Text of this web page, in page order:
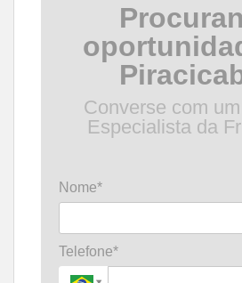
Converse com
Especialista da
Nome*
Telefone*